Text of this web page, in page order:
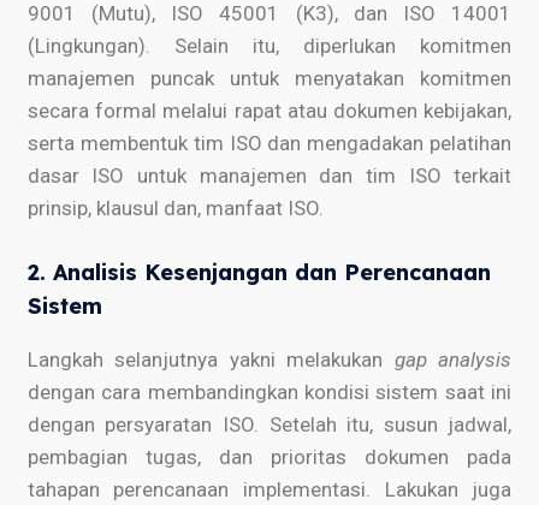
9001 (Mutu), ISO 45001 (K3), dan ISO 14001
(Lingkungan). Selain itu, diperlukan komitmen
manajemen puncak untuk menyatakan komitmen
secara formal melalui rapat atau dokumen kebijakan,
serta membentuk tim ISO dan mengadakan pelatihan
dasar ISO untuk manajemen dan tim ISO terkait
prinsip, klausul dan, manfaat ISO.
2. Analisis Kesenjangan dan Perencanaan
Sistem
Langkah selanjutnya yakni melakukan gap analysis
dengan cara membandingkan kondisi sistem saat ini
dengan persyaratan ISO. Setelah itu, susun jadwal,
pembagian tugas, dan prioritas dokumen pada
tahapan perencanaan implementasi. Lakukan juga